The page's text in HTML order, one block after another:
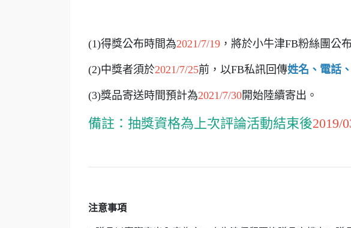
(1)得獎公布時間為2021/7/19 ，將於小牛津FB粉絲團公
(2)中獎者須於2021/7/25前，以FB私訊回傳姓名、電話
(3)獎品寄送時間預計為2021/7/30開始陸續寄出。
備註：抽獎資格為上次評論活動結束後2019/
注意事項